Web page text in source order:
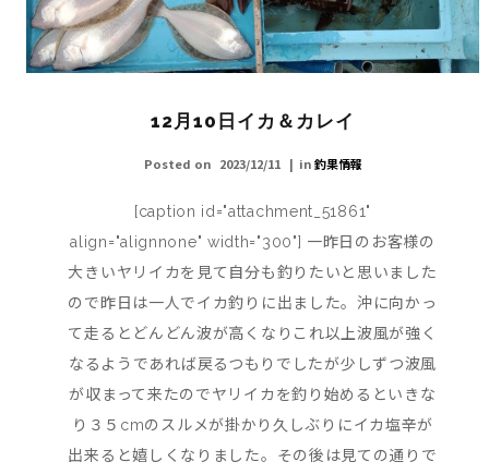
12月10日イカ＆カレイ
Posted on 2023/12/11 in釣果情報
[caption id="attachment_51861"
align="alignnone" width="300"] 一昨日のお客様の
大きいヤリイカを見て自分も釣りたいと思いました
ので昨日は一人でイカ釣りに出ました。沖に向かっ
て走るとどんどん波が高くなりこれ以上波風が強く
なるようであれば戻るつもりでしたが少しずつ波風
が収まって来たのでヤリイカを釣り始めるといきな
り３５cmのスルメが掛かり久しぶりにイカ塩辛が
出来ると嬉しくなりました。その後は見ての通りで